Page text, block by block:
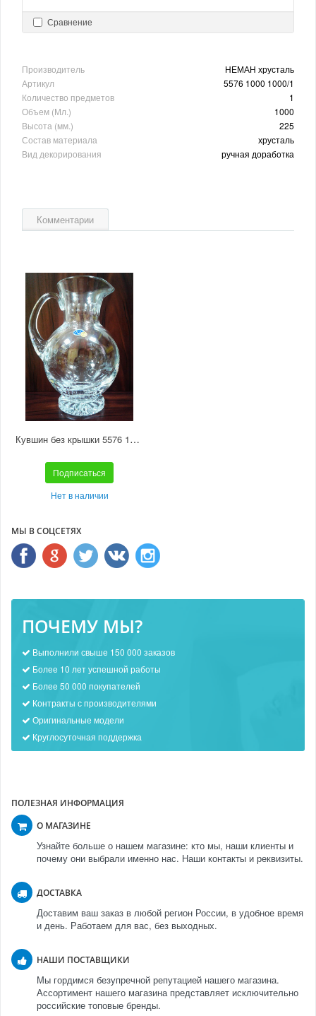
Сравнение
Производитель
НЕМАН хрусталь
Артикул
5576 1000 1000/1
Количество предметов
1
Объем (Мл.)
1000
Высота (мм.)
225
Состав материала
хрусталь
Вид декорирования
ручная доработка
Комментарии
Кувшин без крышки 5576 1000 800/33
Подписаться
Нет в наличии
МЫ В СОЦСЕТЯХ
ПОЧЕМУ МЫ?
Выполнили свыше 150 000 заказов
Более 10 лет успешной работы
Более 50 000 покупателей
Контракты с производителями
Оригинальные модели
Круглосуточная поддержка
ПОЛЕЗНАЯ ИНФОРМАЦИЯ
О МАГАЗИНЕ
Узнайте больше о нашем магазине: кто мы, наши клиенты и
почему они выбрали именно нас. Наши контакты и реквизиты.
ДОСТАВКА
Доставим ваш заказ в любой регион России, в удобное время
и день. Работаем для вас, без выходных.
НАШИ ПОСТАВЩИКИ
Мы гордимся безупречной репутацией нашего магазина.
Ассортимент нашего магазина представляет исключительно
российские топовые бренды.